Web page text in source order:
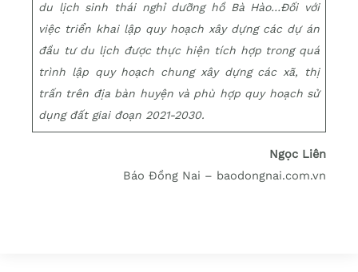
du lịch sinh thái nghỉ dưỡng hồ Bà Hào…Đối với
việc triển khai lập quy hoạch xây dựng các dự án
đầu tư du lịch được thực hiện tích hợp trong quá
trình lập quy hoạch chung xây dựng các xã, thị
trấn trên địa bàn huyện và phù hợp quy hoạch sử
dụng đất giai đoạn 2021-2030.
Ngọc Liên
Báo Đồng Nai – baodongnai.com.vn